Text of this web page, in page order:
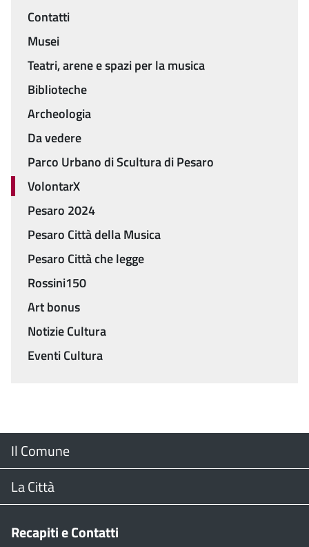
Menu
Contatti
Musei
Teatri, arene e spazi per la musica
Biblioteche
Archeologia
Da vedere
Parco Urbano di Scultura di Pesaro
VolontarX
Pesaro 2024
Pesaro Città della Musica
Pesaro Città che legge
Rossini150
Art bonus
Notizie Cultura
Eventi Cultura
Menu
Footer
Il Comune
Il Sindaco
La Città
Recapiti e Contatti